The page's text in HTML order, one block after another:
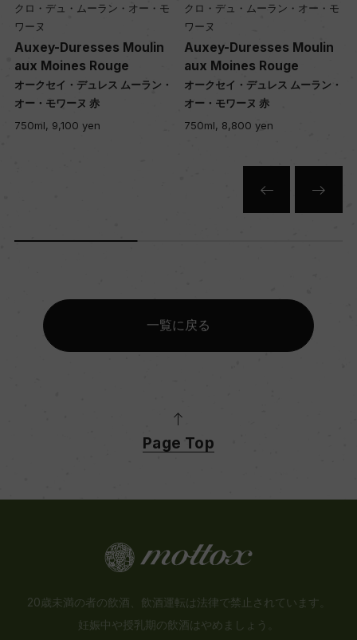
クロ・デュ・ムーラン・オー・モ
ワーヌ
Auxey-Duresses Moulin
aux Moines Rouge
オークセイ・デュレス ムーラン・
オー・モワーヌ 赤
750ml, 9,100 yen
クロ・デュ・ムーラン・オー・モ
ワーヌ
Auxey-Duresses Moulin
aux Moines Rouge
オークセイ・デュレス ムーラン・
オー・モワーヌ 赤
750ml, 8,800 yen
一覧に戻る
Page Top
20歳未満の者の飲酒、飲酒運転は法律で禁止されています。
妊娠中や授乳期の飲酒はやめましょう。